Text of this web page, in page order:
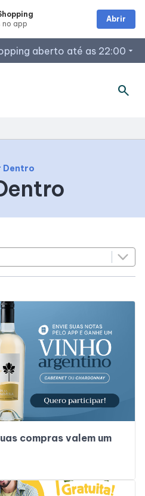
aberto até as 22:00 arrow_drop_down
os horários
search
Dentro
compras valem um
Abrir